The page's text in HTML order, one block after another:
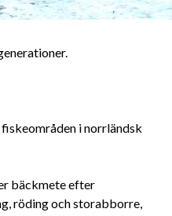
i norrländsk
bäckmete efter
röding och storabborre,